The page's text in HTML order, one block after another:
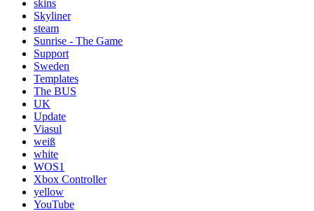
skins
Skyliner
steam
Sunrise - The Game
Support
Sweden
Templates
The BUS
UK
Update
Viasul
weiß
white
WOS1
Xbox Controller
yellow
YouTube